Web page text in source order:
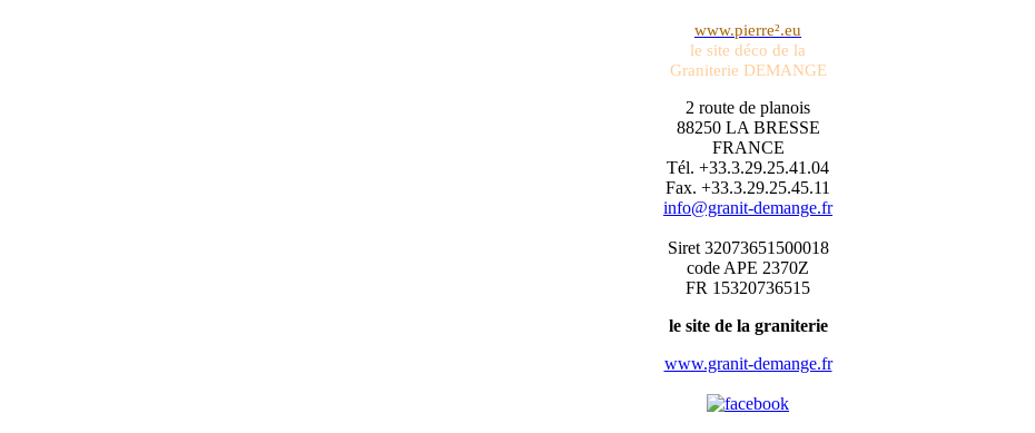
www.pierre².eu
le site déco de la
Graniterie DEMANGE
2 route de planois
88250 LA BRESSE
FRANCE
Tél. +33.3.29.25.41.04
Fax. +33.3.29.25.45.11
info@granit-demange.fr
Siret 32073651500018
code APE 2370Z
FR 15320736515
le site de la graniterie
www.granit-demange.fr